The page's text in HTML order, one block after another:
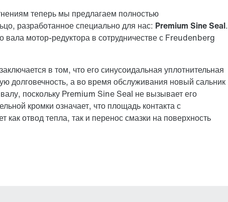
теперь мы предлагаем полностью
разработанное специально для нас: Premium Sine Seal.
вала мотор-редуктора в сотрудничестве с Freudenberg
заключается в том, что его синусоидальная уплотнительная
долговечность, а во время обслуживания новый сальник
поскольку Premium Sine Seal не вызывает его
кромки означает, что площадь контакта с
отвод тепла, так и перенос смазки на поверхность